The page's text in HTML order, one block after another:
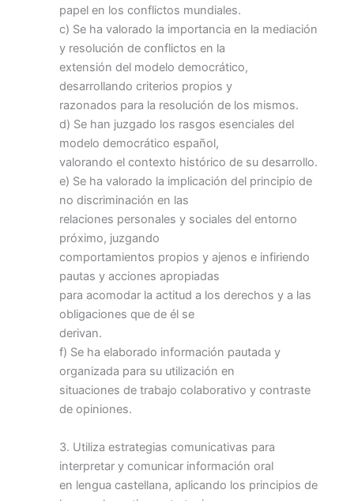
papel en los conflictos mundiales.
c) Se ha valorado la importancia en la mediación
y resolución de conflictos en la
extensión del modelo democrático,
desarrollando criterios propios y
razonados para la resolución de los mismos.
d) Se han juzgado los rasgos esenciales del
modelo democrático español,
valorando el contexto histórico de su desarrollo.
e) Se ha valorado la implicación del principio de
no discriminación en las
relaciones personales y sociales del entorno
próximo, juzgando
comportamientos propios y ajenos e infiriendo
pautas y acciones apropiadas
para acomodar la actitud a los derechos y a las
obligaciones que de él se
derivan.
f) Se ha elaborado información pautada y
organizada para su utilización en
situaciones de trabajo colaborativo y contraste
de opiniones.
3. Utiliza estrategias comunicativas para
interpretar y comunicar información oral
en lengua castellana, aplicando los principios de